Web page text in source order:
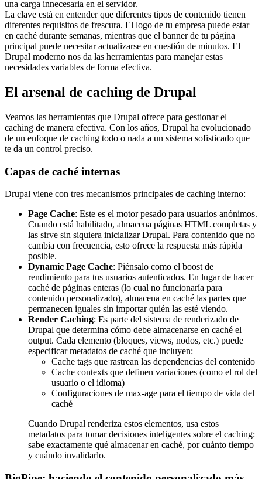
una carga innecesaria en el servidor.
La clave está en entender que diferentes tipos de contenido tienen
diferentes requisitos de frescura. El logo de tu empresa puede estar
en caché durante semanas, mientras que el banner de tu página
principal puede necesitar actualizarse en cuestión de minutos. El
Drupal moderno nos da las herramientas para manejar estas
necesidades variables de forma efectiva.
El arsenal de caching de Drupal
Veamos las herramientas que Drupal ofrece para gestionar el
caching de manera efectiva. Con los años, Drupal ha evolucionado
de un enfoque de caching todo o nada a un sistema sofisticado que
te da un control preciso.
Capas de caché internas
Drupal viene con tres mecanismos principales de caching interno:
Page Cache: Este es el motor pesado para usuarios anónimos.
Cuando está habilitado, almacena páginas HTML completas y
las sirve sin siquiera inicializar Drupal. Para contenido que no
cambia con frecuencia, esto ofrece la respuesta más rápida
posible.
Dynamic Page Cache: Piénsalo como el boost de
rendimiento para tus usuarios autenticados. En lugar de hacer
caché de páginas enteras (lo cual no funcionaría para
contenido personalizado), almacena en caché las partes que
permanecen iguales sin importar quién las esté viendo.
Render Caching: Es parte del sistema de renderizado de
Drupal que determina cómo debe almacenarse en caché el
output. Cada elemento (bloques, views, nodos, etc.) puede
especificar metadatos de caché que incluyen:
Cache tags que rastrean las dependencias del contenido
Cache contexts que definen variaciones (como el rol del
usuario o el idioma)
Configuraciones de max-age para el tiempo de vida del
caché
Cuando Drupal renderiza estos elementos, usa estos
metadatos para tomar decisiones inteligentes sobre el caching:
sabe exactamente qué almacenar en caché, por cuánto tiempo
y cuándo invalidarlo.